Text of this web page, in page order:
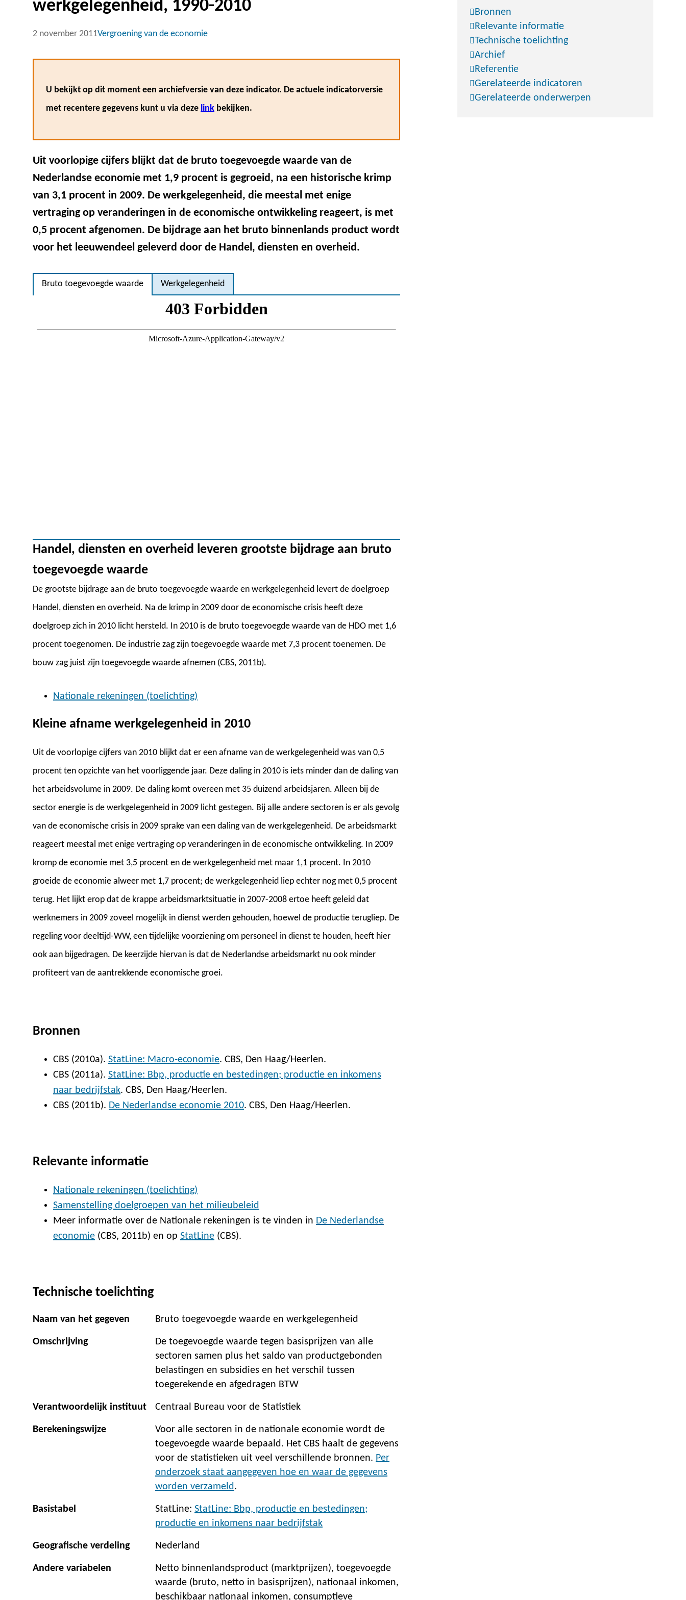
werkgelegenheid, 1990-2010
2 november 2011Vergroening van de economie
Bronnen
Relevante informatie
Technische toelichting
Archief
Referentie
Gerelateerde indicatoren
Gerelateerde onderwerpen
U bekijkt op dit moment een archiefversie van deze indicator. De actuele indicatorversie
met recentere gegevens kunt u via deze link bekijken.
Uit voorlopige cijfers blijkt dat de bruto toegevoegde waarde van de
Nederlandse economie met 1,9 procent is gegroeid, na een historische krimp
van 3,1 procent in 2009. De werkgelegenheid, die meestal met enige
vertraging op veranderingen in de economische ontwikkeling reageert, is met
0,5 procent afgenomen. De bijdrage aan het bruto binnenlands product wordt
voor het leeuwendeel geleverd door de Handel, diensten en overheid.
Bruto toegevoegde waarde Werkgelegenheid
Handel, diensten en overheid leveren grootste bijdrage aan bruto
toegevoegde waarde
De grootste bijdrage aan de bruto toegevoegde waarde en werkgelegenheid levert de doelgroep
Handel, diensten en overheid. Na de krimp in 2009 door de economische crisis heeft deze
doelgroep zich in 2010 licht hersteld. In 2010 is de bruto toegevoegde waarde van de HDO met 1,6
procent toegenomen. De industrie zag zijn toegevoegde waarde met 7,3 procent toenemen. De
bouw zag juist zijn toegevoegde waarde afnemen (CBS, 2011b).
Nationale rekeningen (toelichting)
Kleine afname werkgelegenheid in 2010
Uit de voorlopige cijfers van 2010 blijkt dat er een afname van de werkgelegenheid was van 0,5
procent ten opzichte van het voorliggende jaar. Deze daling in 2010 is iets minder dan de daling van
het arbeidsvolume in 2009. De daling komt overeen met 35 duizend arbeidsjaren. Alleen bij de
sector energie is de werkgelegenheid in 2009 licht gestegen. Bij alle andere sectoren is er als gevolg
van de economische crisis in 2009 sprake van een daling van de werkgelegenheid. De arbeidsmarkt
reageert meestal met enige vertraging op veranderingen in de economische ontwikkeling. In 2009
kromp de economie met 3,5 procent en de werkgelegenheid met maar 1,1 procent. In 2010
groeide de economie alweer met 1,7 procent; de werkgelegenheid liep echter nog met 0,5 procent
terug. Het lijkt erop dat de krappe arbeidsmarktsituatie in 2007-2008 ertoe heeft geleid dat
werknemers in 2009 zoveel mogelijk in dienst werden gehouden, hoewel de productie terugliep. De
regeling voor deeltijd-WW, een tijdelijke voorziening om personeel in dienst te houden, heeft hier
ook aan bijgedragen. De keerzijde hiervan is dat de Nederlandse arbeidsmarkt nu ook minder
profiteert van de aantrekkende economische groei.
Bronnen
CBS (2010a). StatLine: Macro-economie. CBS, Den Haag/Heerlen.
CBS (2011a). StatLine: Bbp, productie en bestedingen; productie en inkomens
naar bedrijfstak. CBS, Den Haag/Heerlen.
CBS (2011b). De Nederlandse economie 2010. CBS, Den Haag/Heerlen.
Relevante informatie
Nationale rekeningen (toelichting)
Samenstelling doelgroepen van het milieubeleid
Meer informatie over de Nationale rekeningen is te vinden in De Nederlandse
economie (CBS, 2011b) en op StatLine (CBS).
Technische toelichting
Naam van het gegeven Bruto toegevoegde waarde en werkgelegenheid
Omschrijving
De toegevoegde waarde tegen basisprijzen van alle
sectoren samen plus het saldo van productgebonden
belastingen en subsidies en het verschil tussen
toegerekende en afgedragen BTW
Verantwoordelijk instituut Centraal Bureau voor de Statistiek
Berekeningswijze
Voor alle sectoren in de nationale economie wordt de
toegevoegde waarde bepaald. Het CBS haalt de gegevens
voor de statistieken uit veel verschillende bronnen. Per
onderzoek staat aangegeven hoe en waar de gegevens
worden verzameld.
Basistabel StatLine: StatLine: Bbp, productie en bestedingen;
productie en inkomens naar bedrijfstak
Geografische verdeling Nederland
Andere variabelen
Netto binnenlandsproduct (marktprijzen), toegevoegde
waarde (bruto, netto in basisprijzen), nationaal inkomen,
beschikbaar nationaal inkomen, consumptieve